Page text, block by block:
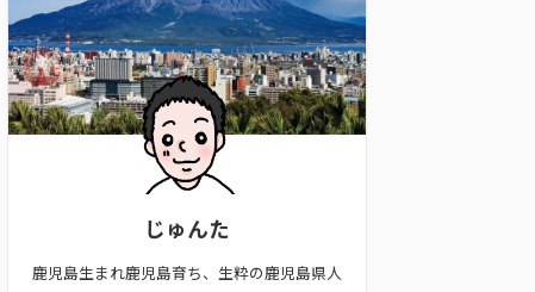
じゅんた
鹿児島生まれ鹿児島育ち、生粋の鹿児島県人